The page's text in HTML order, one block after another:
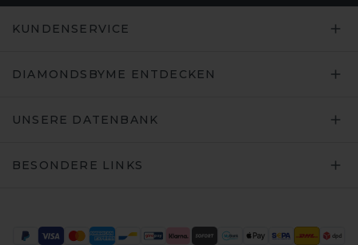
KUNDENSERVICE
DIAMONDSBYME ENTDECKEN
UNSERE DATENBANK
BESONDERE LINKS